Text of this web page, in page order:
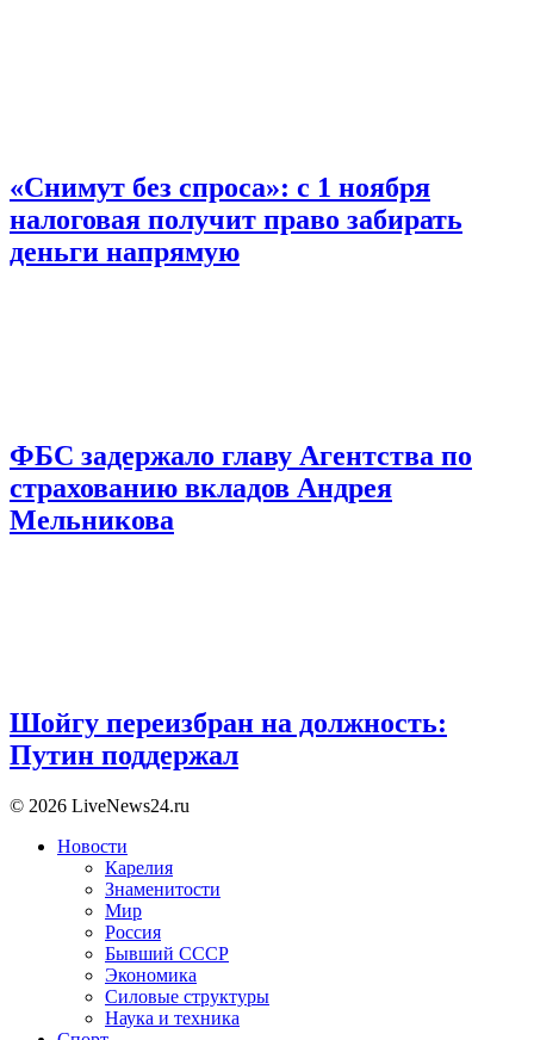
«Снимут без спроса»: с 1 ноября
налоговая получит право забирать
деньги напрямую
ФБС задержало главу Агентства по
страхованию вкладов Андрея
Мельникова
Шойгу переизбран на должность:
Путин поддержал
© 2026 LiveNews24.ru
Новости
Карелия
Знаменитости
Мир
Россия
Бывший СССР
Экономика
Силовые структуры
Наука и техника